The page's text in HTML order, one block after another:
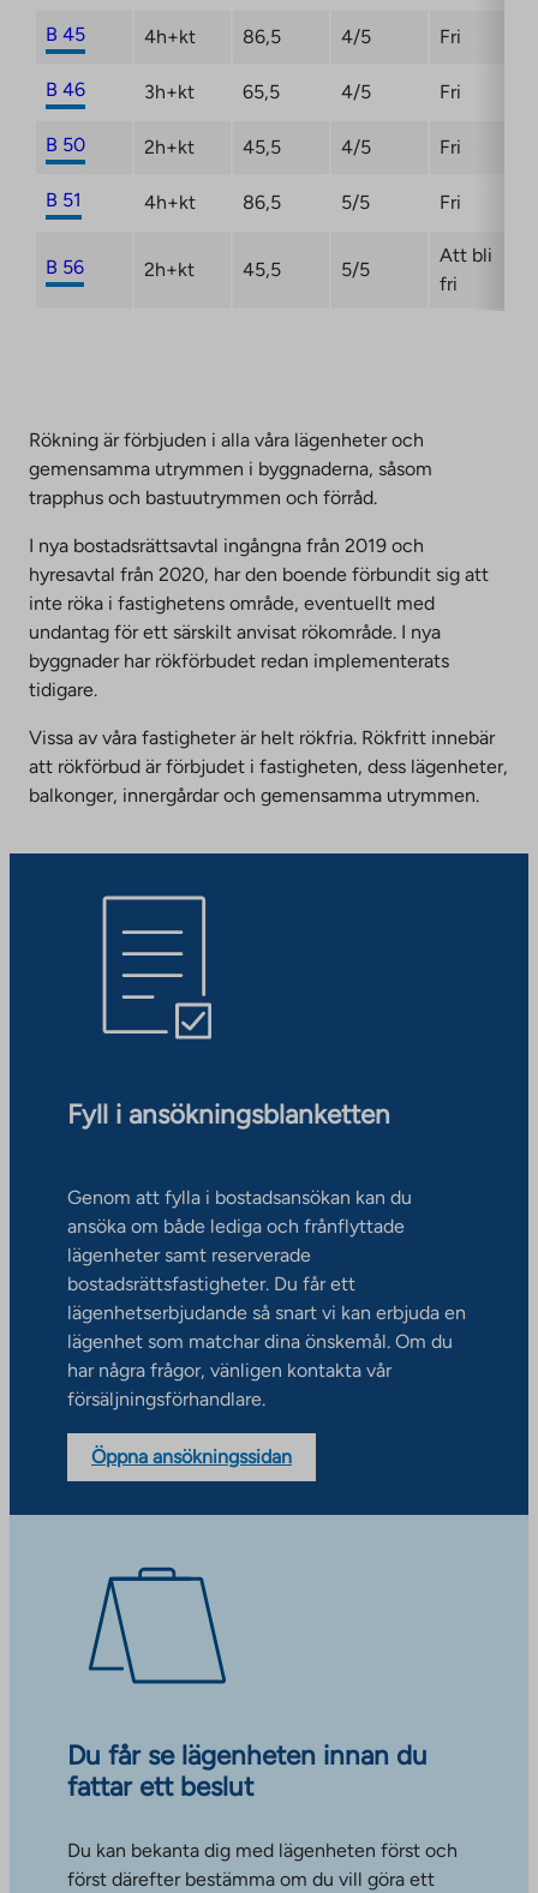
B 45 4h+kt 86,5 4/5 Fri
B 46 3h+kt 65,5 4/5 Fri
B 50 2h+kt 45,5 4/5 Fri
B 51 4h+kt 86,5 5/5 Fri
B 56 2h+kt 45,5 5/5
Att bli
fri
Rökning är förbjuden i alla våra lägenheter och
gemensamma utrymmen i byggnaderna, såsom
trapphus och bastuutrymmen och förråd.
I nya bostadsrättsavtal ingångna från 2019 och
hyresavtal från 2020, har den boende förbundit sig att
inte röka i fastighetens område, eventuellt med
undantag för ett särskilt anvisat rökområde. I nya
byggnader har rökförbudet redan implementerats
tidigare.
Vissa av våra fastigheter är helt rökfria. Rökfritt innebär
att rökförbud är förbjudet i fastigheten, dess lägenheter,
balkonger, innergårdar och gemensamma utrymmen.
Fyll i ansökningsblanketten
Genom att fylla i bostadsansökan kan du
ansöka om både lediga och frånflyttade
lägenheter samt reserverade
bostadsrättsfastigheter. Du får ett
lägenhetserbjudande så snart vi kan erbjuda en
lägenhet som matchar dina önskemål. Om du
har några frågor, vänligen kontakta vår
försäljningsförhandlare.
Öppna ansökningssidan
Du får se lägenheten innan du
fattar ett beslut
Du kan bekanta dig med lägenheten först och
först därefter bestämma om du vill göra ett